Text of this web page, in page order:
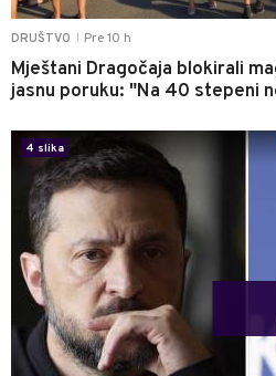
DRUŠTVO Pre 10 h
Mještani Dragočaja blokirali
jasnu poruku: "Na 40 stepeni
4 slika